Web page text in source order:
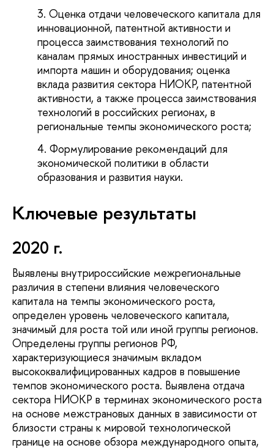
Оценка отдачи человеческого капитала для
инновационной, патентной активности и
процесса заимствования технологий по
каналам прямых иностранных инвестиций и
импорта машин и оборудования; оценка
вклада развития сектора НИОКР, патентной
активности, а также процесса заимствования
технологий в российских регионах, в
региональные темпы экономического роста;
Формулирование рекомендаций для
экономической политики в области
образования и развития науки.
Ключевые результаты
2020 г.
Выявлены внутрироссийские межрегиональные
различия в степени влияния человеческого
капитала на темпы экономического роста,
определен уровень человеческого капитала,
значимый для роста той или иной группы регионов.
Определены группы регионов РФ,
характеризующиеся значимым вкладом
высококвалифицированных кадров в повышение
темпов экономического роста. Выявлена отдача
сектора НИОКР в терминах экономического роста
на основе межстрановых данных в зависимости от
близости страны к мировой технологической
границе на основе обзора международного опыта,